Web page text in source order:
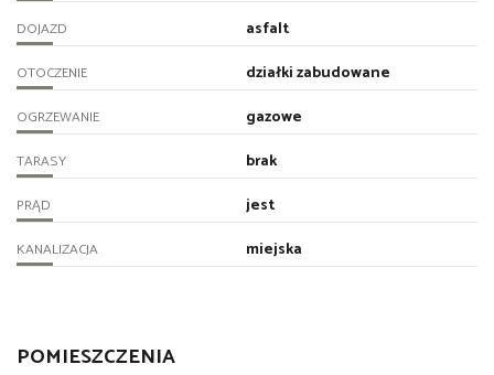
DOJAZD asfalt
OTOCZENIE działki zabudowane
OGRZEWANIE gazowe
TARASY brak
PRĄD jest
KANALIZACJA miejska
POMIESZCZENIA